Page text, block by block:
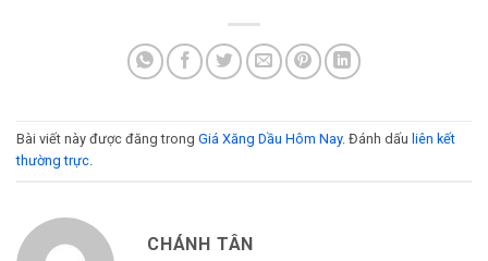
Bài viết này được đăng trong Giá Xăng Dầu Hôm Nay. Đánh dấu liên kết
thường trực
CHÁNH TÂN